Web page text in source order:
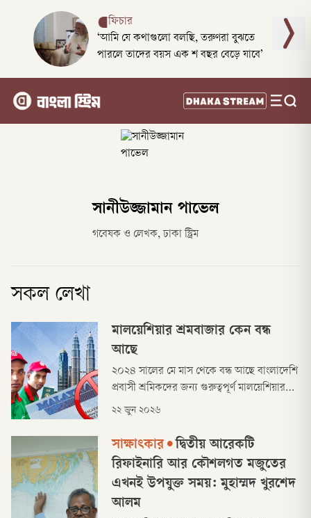
ফিচার
‘আমি যে কথাগুলো বলছি, তরুণরা বুঝতে
পারলে তাদের বয়স এক শ বছর বেড়ে যাবে’
সানীউজ্জামান পাভেল
গবেষক ও লেখক, ঢাকা স্ট্রিম
সকল লেখা
মালয়েশিয়ার শ্রমবাজার কেন বন্ধ
আছে
২০২৪ সালের মে মাস থেকে বন্ধ আছে বাংলাদেশি
প্রবাসী শ্রমিকদের জন্য গুরুত্বপূর্ণ মালয়েশিয়ার
শ্রমবাজার। তবে নির্মাণ, উৎপাদন, কৃষি, বনায়ন,
বাংলাদেশি এখনো কাজ করছেন মালয়েশিয়ায়।
২২ জুন ২০২৬
সাক্ষাৎকার •দ্বিতীয় আরেকটি
রিফাইনারি আর কৌশলগত মজুতের
এখনই উপযুক্ত সময়: মুহাম্মদ খুরশেদ
আলম